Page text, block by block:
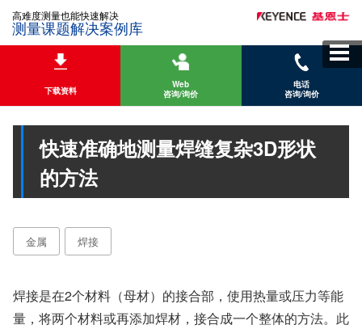
高难度测量也能快速解决
测量课题解决案例库
下载资料
Web
咨询/询价
电话
咨询/询价
快速准确地测量焊缝复杂3D形状
的方法
金属 焊接
焊接是在2个材料（母材）的接合部，使用热量或压力等能
量，将两个材料或再添加焊材，接合成一个整体的方法。此